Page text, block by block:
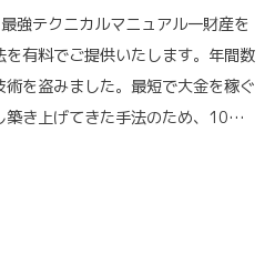
強テクニカルマニュアル一財産を
有料でご提供いたします。年間数
を盗みました。最短で大金を稼ぐ
築き上げてきた手法のため、10…